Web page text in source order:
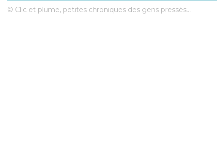
© Clic et plume, petites chroniques des gens pressés...